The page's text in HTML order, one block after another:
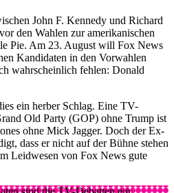
John F. Kennedy und Richard
den Wahlen zur amerikanischen
Pie. Am 23. August will Fox News
Kandidaten in den Vorwahlen
wahrscheinlich fehlen: Donald
ein herber Schlag. Eine TV-
Old Party (GOP) ohne Trump ist
ohne Mick Jagger. Doch der Ex-
dass er nicht auf der Bühne stehen
Leidwesen von Fox News gute